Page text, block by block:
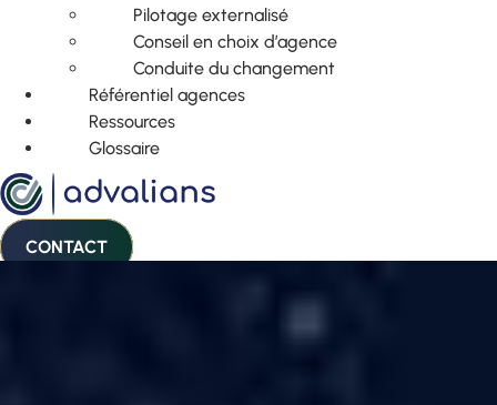
Pilotage externalisé
Conseil en choix d’agence
Conduite du changement
Référentiel agences
Ressources
Glossaire
CONTACT